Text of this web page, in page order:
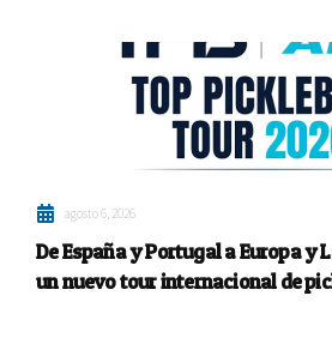
agosto 6, 2026
De España y Portugal a Europa y
un nuevo tour internacional de